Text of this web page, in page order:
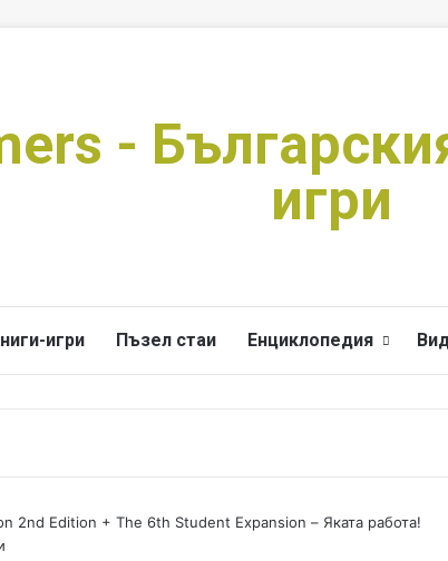
-
игри
игри Пъзел стаи Енциклопедия
2nd Edition + The 6th Student Expansion – Яката работа!